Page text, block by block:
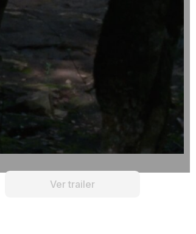
Ver trailer